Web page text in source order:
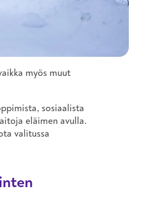
myös muut
sosiaalista
eläimen avulla.
valitussa